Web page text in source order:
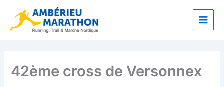
contenu
Main
42ème cross de Versonnex